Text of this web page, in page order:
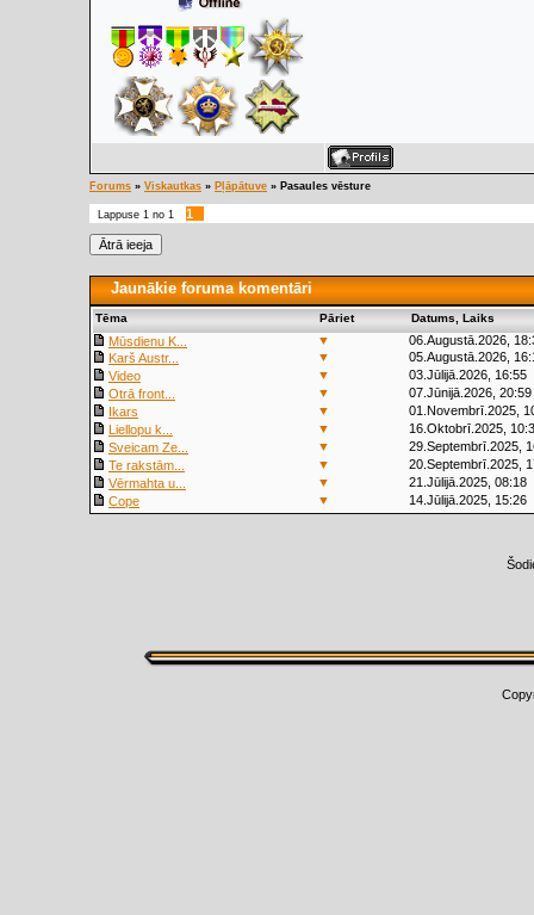
Forums » Viskautkas » Pļāpātuve » Pasaules vēsture
Lappuse 1 no 1 1
Jaunākie foruma komentāri
Tēma Pāriet Datums, Laiks
Mūsdienu K... ▼
06.Augustā.2026,
Karš Austr...
▼
05.Augustā.2026,
Video
▼
03.Jūlijā.2026, 16:55
Otrā front...
▼
07.Jūnijā.2026, 20:59
Ikars
▼
01.Novembrī.2025,
Liellopu k...
▼
16.Oktobrī.2025,
Sveicam Ze...
▼
29.Septembrī.2025,
Te rakstām...
▼
20.Septembrī.2025,
Vērmahta u...
▼
21.Jūlijā.2025, 08:18
Cope
▼ 14.Jūlijā.2025, 15:26